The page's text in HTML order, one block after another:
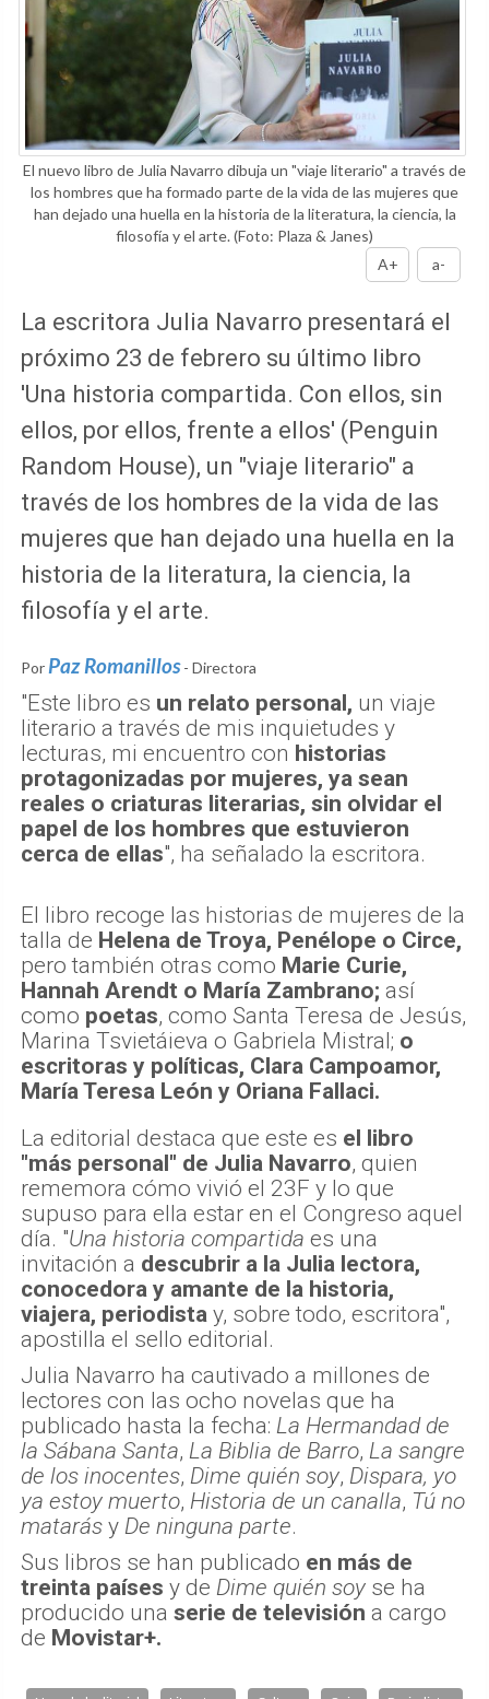
El nuevo libro de Julia Navarro dibuja un "viaje literario" a través de
los hombres que ha formado parte de la vida de las mujeres que
han dejado una huella en la historia de la literatura, la ciencia, la
filosofía y el arte.(Foto: Plaza & Janes)
A+
a-
La escritora Julia Navarro presentará el
próximo 23 de febrero su último libro
'Una historia compartida. Con ellos, sin
ellos, por ellos, frente a ellos' (Penguin
Random House), un "viaje literario" a
través de los hombres de la vida de las
mujeres que han dejado una huella en la
historia de la literatura, la ciencia, la
filosofía y el arte.
Por Paz Romanillos - Directora
"Este libro es un relato personal, un viaje
literario a través de mis inquietudes y
lecturas, mi encuentro con historias
protagonizadas por mujeres, ya sean
reales o criaturas literarias, sin olvidar el
papel de los hombres que estuvieron
cerca de ellas", ha señalado la escritora.
El libro recoge las historias de mujeres de la
talla de Helena de Troya, Penélope o Circe,
pero también otras como Marie Curie,
Hannah Arendt o María Zambrano; así
como poetas, como Santa Teresa de Jesús,
Marina Tsvietáieva o Gabriela Mistral; o
escritoras y políticas, Clara Campoamor,
María Teresa León y Oriana Fallaci.
La editorial destaca que este es el libro
"más personal" de Julia Navarro, quien
rememora cómo vivió el 23F y lo que
supuso para ella estar en el Congreso aquel
día. "Una historia compartida es una
invitación a descubrir a la Julia lectora,
conocedora y amante de la historia,
viajera, periodista y, sobre todo, escritora",
apostilla el sello editorial.
Julia Navarro ha cautivado a millones de
lectores con las ocho novelas que ha
publicado hasta la fecha: La Hermandad de
la Sábana Santa, La Biblia de Barro, La sangre
de los inocentes, Dime quién soy, Dispara, yo
ya estoy muerto, Historia de un canalla, Tú no
matarás y De ninguna parte.
Sus libros se han publicado en más de
treinta países y de Dime quién soy se ha
producido una serie de televisión a cargo
de Movistar+.